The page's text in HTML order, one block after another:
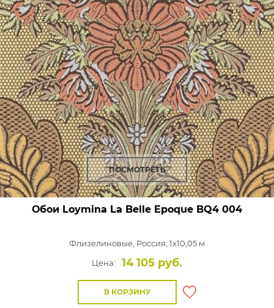
ПОСМОТРЕТЬ
Обои Loymina La Belle Epoque BQ4 004
Флизелиновые, Россия, 1x10,05 м
Цена:
14 105 руб.
В КОРЗИНУ